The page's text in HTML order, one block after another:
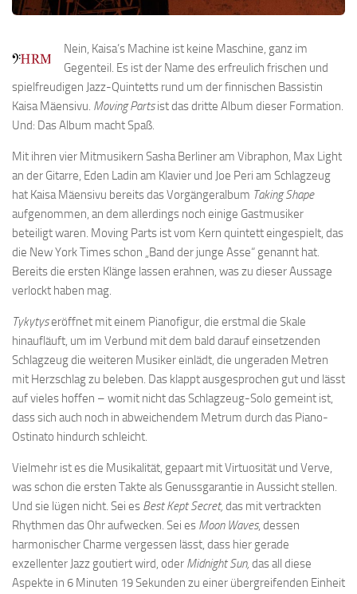
Nein, Kaisa’s Machine ist keine Maschine, ganz im
Gegenteil. Es ist der Name des erfreulich frischen und
spielfreudigen Jazz-Quintetts rund um der finnischen Bassistin
Kaisa Mäensivu. Moving Partsist das dritte Album dieser Formation.
Und: Das Album macht Spaß.
Mit ihren vier Mitmusikern Sasha Berliner am Vibraphon, Max Light
an der Gitarre, Eden Ladin am Klavier und Joe Peri am Schlagzeug
hat Kaisa Mäensivu bereits das Vorgängeralbum Taking Shape
aufgenommen, an dem allerdings noch einige Gastmusiker
beteiligt waren. Moving Parts ist vom Kern quintett eingespielt, das
die New York Times schon „Band der junge Asse“ genannt hat.
Bereits die ersten Klänge lassen erahnen, was zu dieser Aussage
verlockt haben mag.
Tykytyseröffnet mit einem Pianofigur, die erstmal die Skale
hinaufläuft, um im Verbund mit dem bald darauf einsetzenden
Schlagzeug die weiteren Musiker einlädt, die ungeraden Metren
mit Herzschlag zu beleben. Das klappt ausgesprochen gut und lässt
auf vieles hoffen – womit nicht das Schlagzeug-Solo gemeint ist,
dass sich auch noch in abweichendem Metrum durch das Piano-
Ostinato hindurch schleicht.
Vielmehr ist es die Musikalität, gepaart mit Virtuosität und Verve,
was schon die ersten Takte als Genussgarantie in Aussicht stellen.
Und sie lügen nicht. Sei es Best Kept Secret, das mit vertrackten
Rhythmen das Ohr aufwecken. Sei es Moon Waves, dessen
harmonischer Charme vergessen lässt, dass hier gerade
exzellenter Jazz goutiert wird, oder Midnight Sun, das all diese
Aspekte in 6 Minuten 19 Sekunden zu einer übergreifenden Einheit